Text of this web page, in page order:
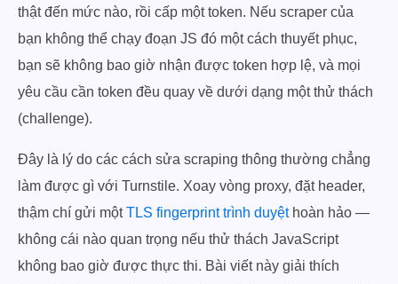
thật đến mức nào, rồi cấp một token. Nếu scraper của
bạn không thể chạy đoạn JS đó một cách thuyết phục,
bạn sẽ không bao giờ nhận được token hợp lệ, và mọi
yêu cầu cần token đều quay về dưới dạng một thử thách
(challenge).
Đây là lý do các cách sửa scraping thông thường chẳng
làm được gì với Turnstile. Xoay vòng proxy, đặt header,
thậm chí gửi mộtTLS fingerprint trình duyệthoàn hảo —
không cái nào quan trọng nếu thử thách JavaScript
không bao giờ được thực thi. Bài viết này giải thích